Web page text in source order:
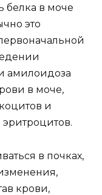
белка в моче
это
амилоидоза
в моче,
и
в почках,
крови,